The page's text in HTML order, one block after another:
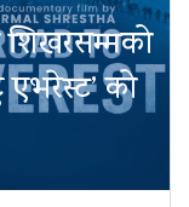
शिखरसम्मको
एभरेस्ट’ को